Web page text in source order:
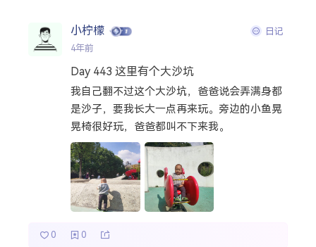
成长日记 宝宝辅食 宝宝课堂
小柠檬
日记
4年前
Day 443 这里有个大沙坑
我自己翻不过这个大沙坑，爸爸说会弄满身都
是沙子，要我长大一点再来玩。旁边的小鱼晃
晃椅很好玩，爸爸都叫不下来我。
0 0